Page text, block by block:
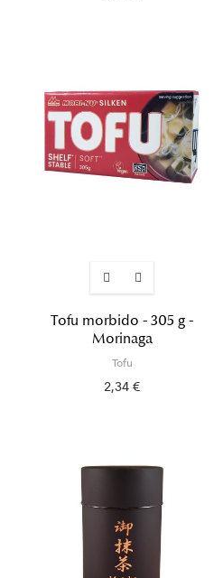
Tofu morbido - 305 g -
Morinaga
Tofu
2,34 €